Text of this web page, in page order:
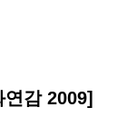
감 2009]